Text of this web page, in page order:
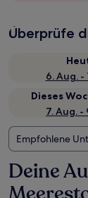
Überprüfe
6. Aug. -
Dieses
7. Aug. -
Empfohlene
Deine